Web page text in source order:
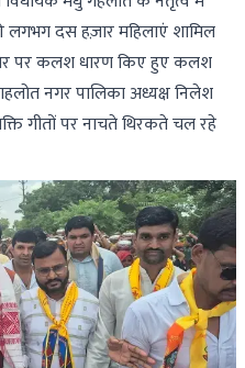
लगभग दस हज़ार महिलाएं शामिल
पर कलश धारण किए हुए कलश
नगर पालिका अध्यक्ष निलेश
गीतों पर नाचते थिरकते चल रहे